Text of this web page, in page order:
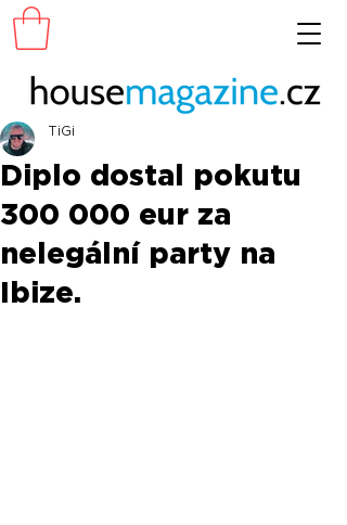
Diplo dostal pokutu
300 000 eur za
nelegální party na
Ibize.
TiGi